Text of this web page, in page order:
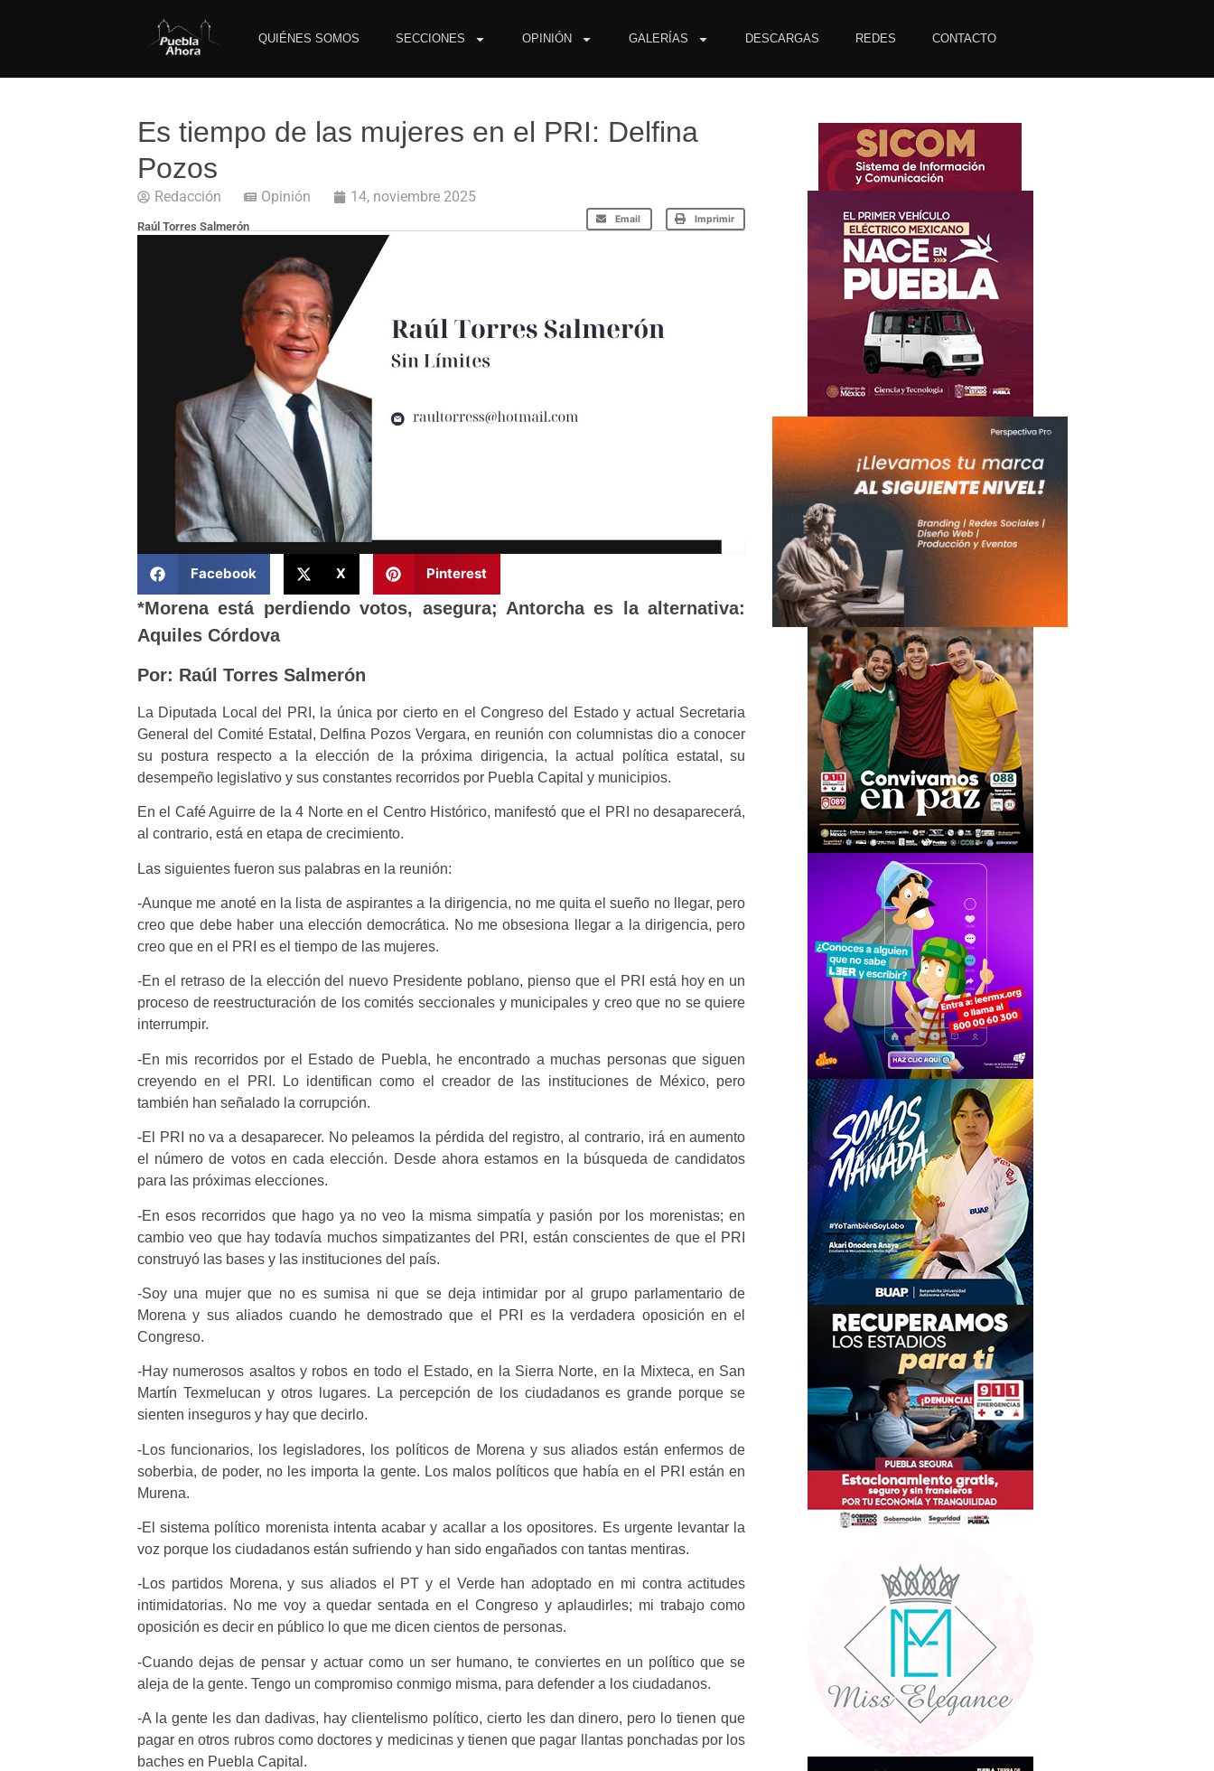
QUIÉNES SOMOS SECCIONES OPINIÓN GALERÍAS DESCARGAS REDES CONTACTO
Es tiempo de las mujeres en el PRI: Delfina
Pozos
Redacción Opinión 14, noviembre 2025
Email Imprimir
Raúl Torres Salmerón
Facebook X Pinterest
*Morena está perdiendo votos, asegura; Antorcha es la alternativa:
Aquiles Córdova
Por: Raúl Torres Salmerón
La Diputada Local del PRI, la única por cierto en el Congreso del Estado y actual Secretaria
General del Comité Estatal, Delfina Pozos Vergara, en reunión con columnistas dio a conocer
su postura respecto a la elección de la próxima dirigencia, la actual política estatal, su
desempeño legislativo y sus constantes recorridos por Puebla Capital y municipios.
En el Café Aguirre de la 4 Norte en el Centro Histórico, manifestó que el PRI no desaparecerá,
al contrario, está en etapa de crecimiento.
Las siguientes fueron sus palabras en la reunión:
-Aunque me anoté en la lista de aspirantes a la dirigencia, no me quita el sueño no llegar, pero
creo que debe haber una elección democrática. No me obsesiona llegar a la dirigencia, pero
creo que en el PRI es el tiempo de las mujeres.
-En el retraso de la elección del nuevo Presidente poblano, pienso que el PRI está hoy en un
proceso de reestructuración de los comités seccionales y municipales y creo que no se quiere
interrumpir.
-En mis recorridos por el Estado de Puebla, he encontrado a muchas personas que siguen
creyendo en el PRI. Lo identifican como el creador de las instituciones de México, pero
también han señalado la corrupción.
-El PRI no va a desaparecer. No peleamos la pérdida del registro, al contrario, irá en aumento
el número de votos en cada elección. Desde ahora estamos en la búsqueda de candidatos
para las próximas elecciones.
-En esos recorridos que hago ya no veo la misma simpatía y pasión por los morenistas; en
cambio veo que hay todavía muchos simpatizantes del PRI, están conscientes de que el PRI
construyó las bases y las instituciones del país.
-Soy una mujer que no es sumisa ni que se deja intimidar por al grupo parlamentario de
Morena y sus aliados cuando he demostrado que el PRI es la verdadera oposición en el
Congreso.
-Hay numerosos asaltos y robos en todo el Estado, en la Sierra Norte, en la Mixteca, en San
Martín Texmelucan y otros lugares. La percepción de los ciudadanos es grande porque se
sienten inseguros y hay que decirlo.
-Los funcionarios, los legisladores, los políticos de Morena y sus aliados están enfermos de
soberbia, de poder, no les importa la gente. Los malos políticos que había en el PRI están en
Murena.
-El sistema político morenista intenta acabar y acallar a los opositores. Es urgente levantar la
voz porque los ciudadanos están sufriendo y han sido engañados con tantas mentiras.
-Los partidos Morena, y sus aliados el PT y el Verde han adoptado en mi contra actitudes
intimidatorias. No me voy a quedar sentada en el Congreso y aplaudirles; mi trabajo como
oposición es decir en público lo que me dicen cientos de personas.
-Cuando dejas de pensar y actuar como un ser humano, te conviertes en un político que se
aleja de la gente. Tengo un compromiso conmigo misma, para defender a los ciudadanos.
-A la gente les dan dadivas, hay clientelismo político, cierto les dan dinero, pero lo tienen que
pagar en otros rubros como doctores y medicinas y tienen que pagar llantas ponchadas por los
baches en Puebla Capital.